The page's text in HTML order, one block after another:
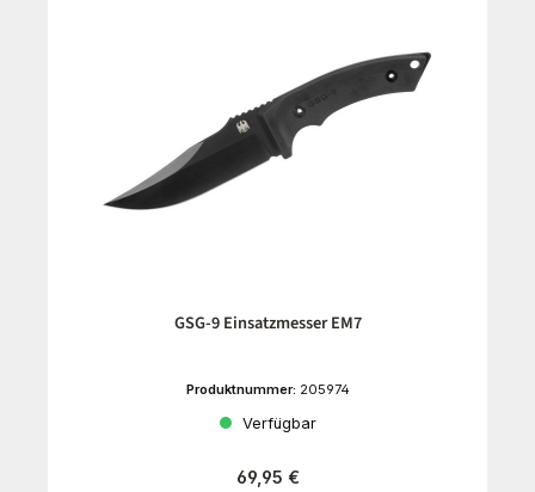
GSG-9 Einsatzmesser EM7
Produktnummer: 205974
Verfügbar
Regulärer Preis:
69,95 €